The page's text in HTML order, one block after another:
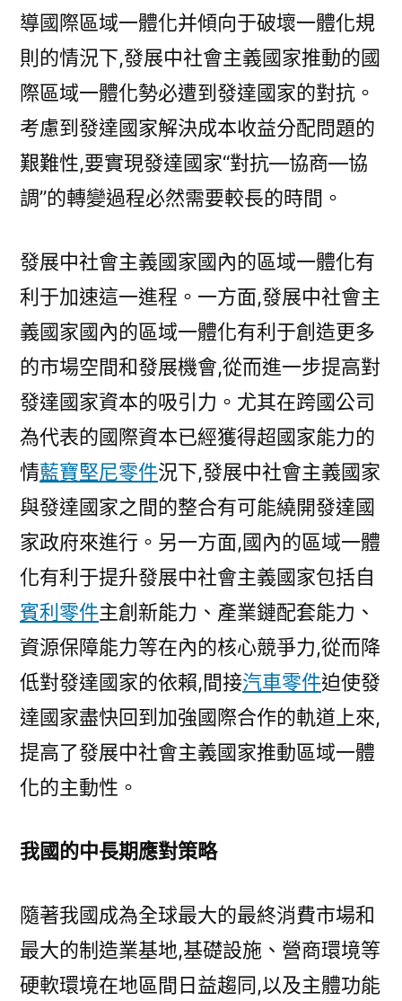
導國際區域一體化并傾向于破壞一體化規
則的情況下,發展中社會主義國家推動的國
際區域一體化勢必遭到發達國家的對抗。
考慮到發達國家解決成本收益分配問題的
艱難性,要實現發達國家“對抗—協商—協
調”的轉變過程必然需要較長的時間。
發展中社會主義國家國內的區域一體化有
利于加速這一進程。一方面,發展中社會主
義國家國內的區域一體化有利于創造更多
的市場空間和發展機會,從而進一步提高對
發達國家資本的吸引力。尤其在跨國公司
為代表的國際資本已經獲得超國家能力的
情藍寶堅尼零件況下,發展中社會主義國家
與發達國家之間的整合有可能繞開發達國
家政府來進行。另一方面,國內的區域一體
化有利于提升發展中社會主義國家包括自
賓利零件主創新能力、產業鏈配套能力、
資源保障能力等在內的核心競爭力,從而降
低對發達國家的依賴,間接汽車零件迫使發
達國家盡快回到加強國際合作的軌道上來,
提高了發展中社會主義國家推動區域一體
化的主動性。
我國的中長期應對策略
隨著我國成為全球最大的最終消費市場和
最大的制造業基地,基礎設施、營商環境等
硬軟環境在地區間日益趨同,以及主體功能